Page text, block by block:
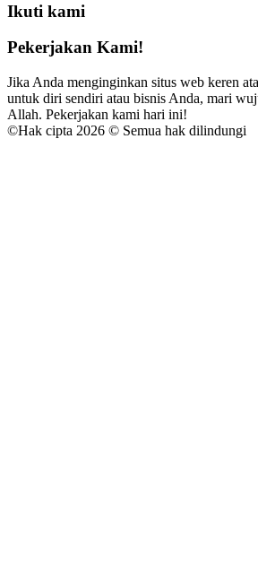
Ikuti kami
Pekerjakan Kami!
Jika Anda menginginkan situs web keren
untuk diri sendiri atau bisnis Anda, mari
Allah. Pekerjakan kami hari ini!
©Hak cipta 2026 © Semua hak dilindungi